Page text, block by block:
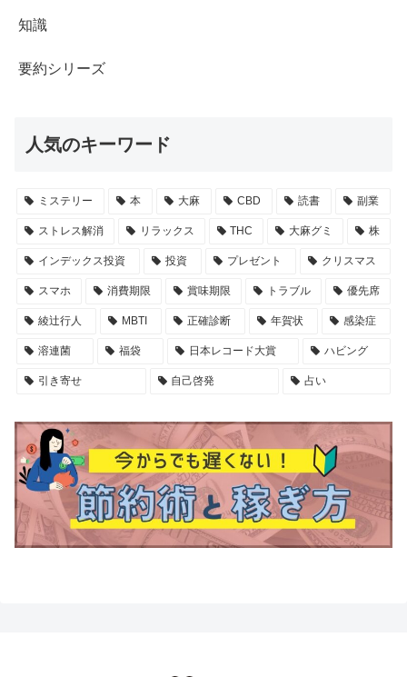
知識
要約シリーズ
人気のキーワード
ミステリー 本 大麻 CBD 読書 副業
ストレス解消 リラックス THC 大麻グミ 株
インデックス投資 投資 プレゼント クリスマス
スマホ 消費期限 賞味期限 トラブル 優先席
綾辻行人 MBTI 正確診断 年賀状 感染症
溶連菌 福袋 日本レコード大賞 ハビング
引き寄せ 自己啓発 占い